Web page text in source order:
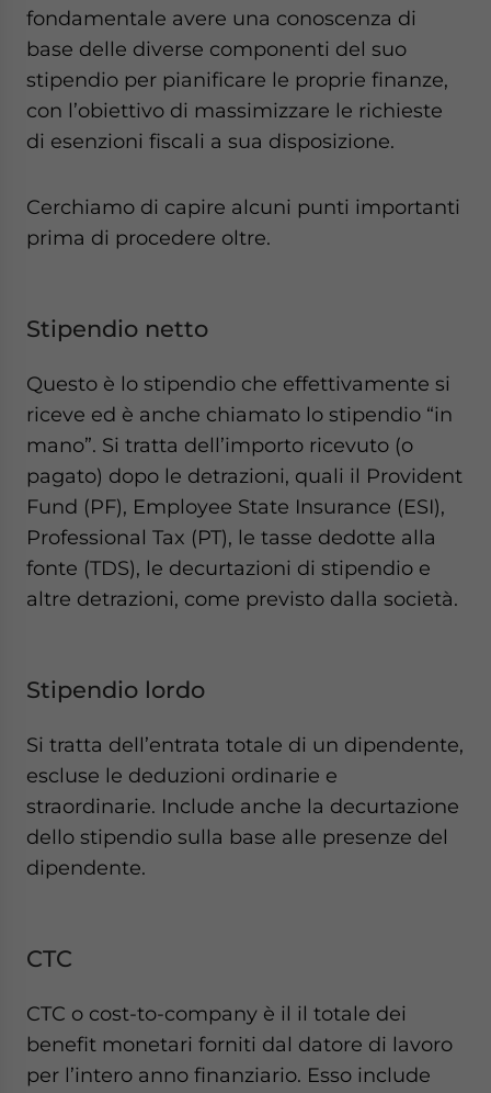
fondamentale avere una conoscenza di
base delle diverse componenti del suo
stipendio per pianificare le proprie finanze,
con l’obiettivo di massimizzare le richieste
di esenzioni fiscali a sua disposizione.
Cerchiamo di capire alcuni punti importanti
prima di procedere oltre.
Stipendio netto
Questo è lo stipendio che effettivamente si
riceve ed è anche chiamato lo stipendio “in
mano”. Si tratta dell’importo ricevuto (o
pagato) dopo le detrazioni, quali il Provident
Fund (PF), Employee State Insurance (ESI),
Professional Tax (PT), le tasse dedotte alla
fonte (TDS), le decurtazioni di stipendio e
altre detrazioni, come previsto dalla società.
Stipendio lordo
Si tratta dell’entrata totale di un dipendente,
escluse le deduzioni ordinarie e
straordinarie. Include anche la decurtazione
dello stipendio sulla base alle presenze del
dipendente.
CTC
CTC o cost-to-company è il il totale dei
benefit monetari forniti dal datore di lavoro
per l’intero anno finanziario. Esso include